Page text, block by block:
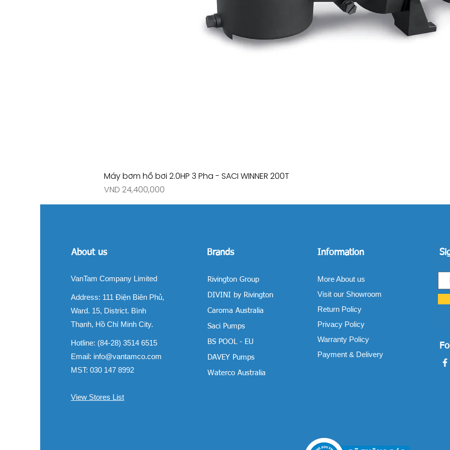
Máy bơm hồ bơi 2.0HP 3 Pha - SACI WINNER 200T
Price
VND 24,400,000
About us
VanTam Company Limited
Address: 111 Điện Biên Phủ,
Ward. 15, District. Bình
Thạnh, Hồ Chí Minh City.
Hotline: (84-28) 3514 6515
Email: info@vantamco.com
MST: 030 147 8992
View Stores List
Brands
Rivington Group
DIVINI by Rivington
Caroma Australia
Saci Pumps
BS POOL - EU
DAVEY Pumps
Waterco Australia
Information
More About us
Visit our Showroom
Return Policy
Privacy Policy
Warranty Policy
Payment & Delivery